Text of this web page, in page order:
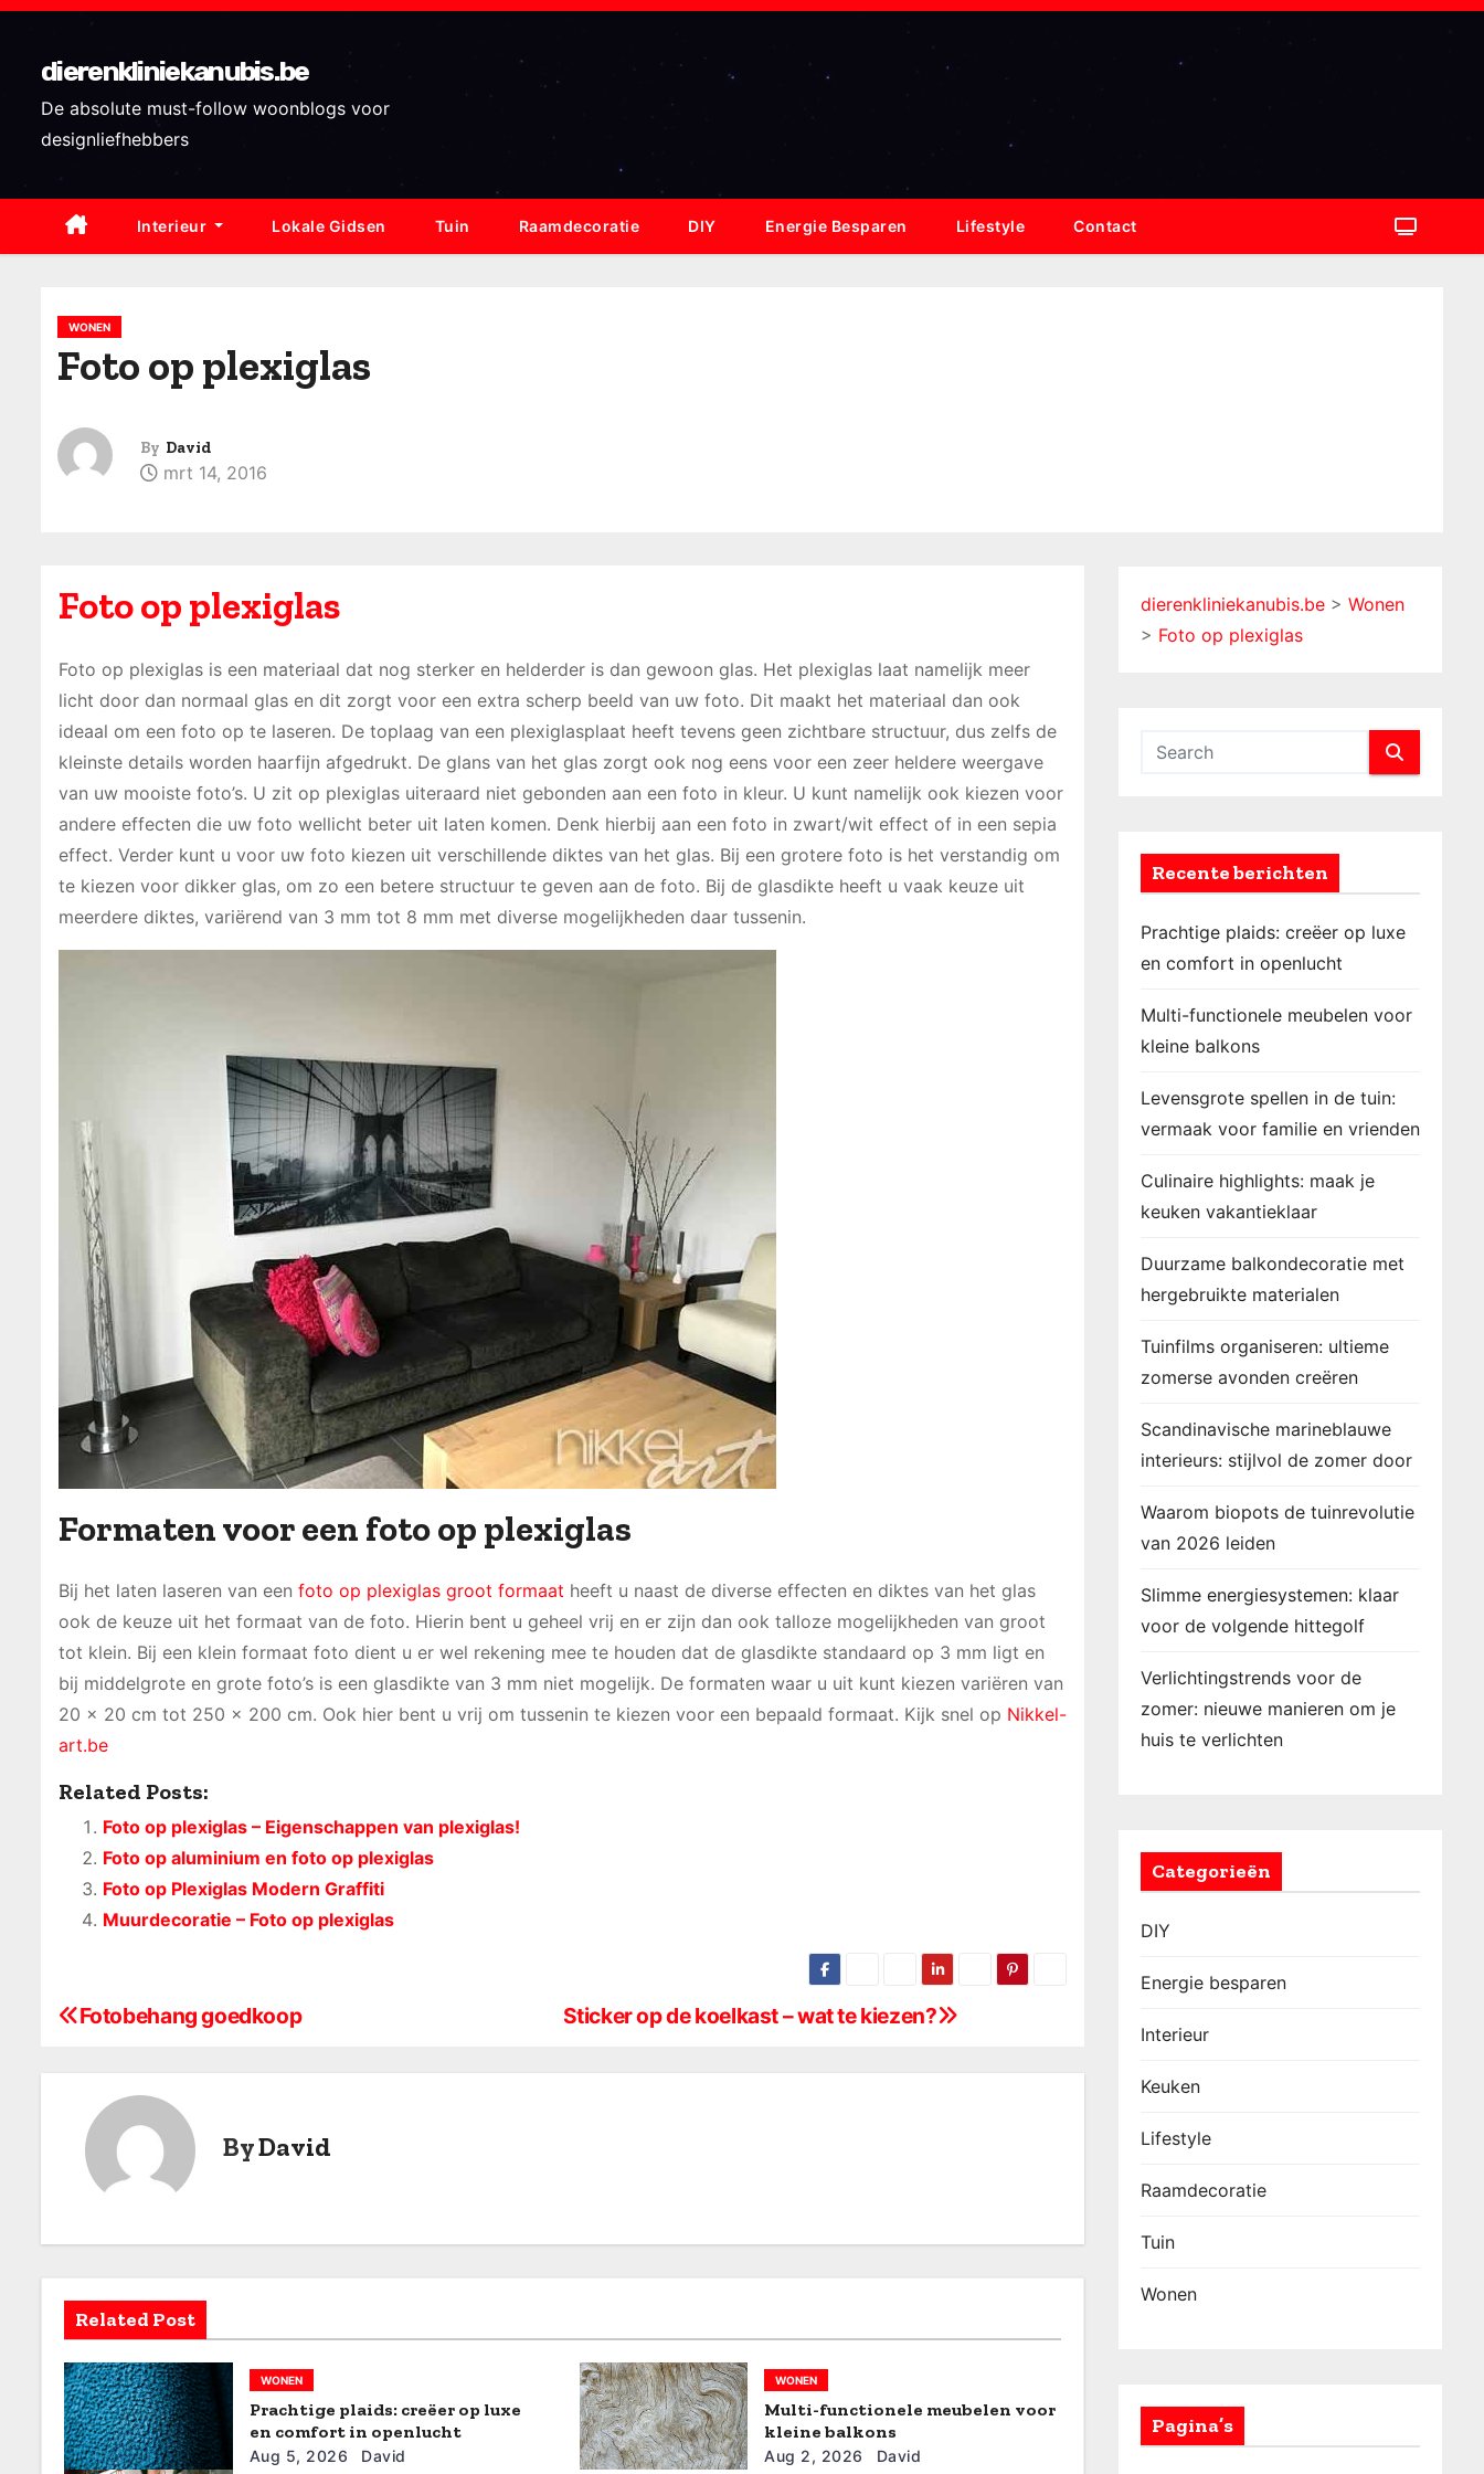
S
c
dierenkliniekanubis.be
De absolute must-follow woonblogs voor
designliefhebbers
Interieur Lokale Gidsen Tuin Raamdecoratie DIY Energie Besparen Lifestyle Contact
WONEN
Foto op plexiglas
By David
mrt 14, 2016
Foto op plexiglas
Foto op plexiglas is een materiaal dat nog sterker en helderder is dan gewoon glas. Het plexiglas laat namelijk meer
licht door dan normaal glas en dit zorgt voor een extra scherp beeld van uw foto. Dit maakt het materiaal dan ook
ideaal om een foto op te laseren. De toplaag van een plexiglasplaat heeft tevens geen zichtbare structuur, dus zelfs de
kleinste details worden haarfijn afgedrukt. De glans van het glas zorgt ook nog eens voor een zeer heldere weergave
van uw mooiste foto’s. U zit op plexiglas uiteraard niet gebonden aan een foto in kleur. U kunt namelijk ook kiezen voor
andere effecten die uw foto wellicht beter uit laten komen. Denk hierbij aan een foto in zwart/wit effect of in een sepia
effect. Verder kunt u voor uw foto kiezen uit verschillende diktes van het glas. Bij een grotere foto is het verstandig om
te kiezen voor dikker glas, om zo een betere structuur te geven aan de foto. Bij de glasdikte heeft u vaak keuze uit
meerdere diktes, variërend van 3 mm tot 8 mm met diverse mogelijkheden daar tussenin.
Formaten voor een foto op plexiglas
Bij het laten laseren van een foto op plexiglas groot formaat heeft u naast de diverse effecten en diktes van het glas
ook de keuze uit het formaat van de foto. Hierin bent u geheel vrij en er zijn dan ook talloze mogelijkheden van groot
tot klein. Bij een klein formaat foto dient u er wel rekening mee te houden dat de glasdikte standaard op 3 mm ligt en
bij middelgrote en grote foto’s is een glasdikte van 3 mm niet mogelijk. De formaten waar u uit kunt kiezen variëren van
20 x 20 cm tot 250 x 200 cm. Ook hier bent u vrij om tussenin te kiezen voor een bepaald formaat. Kijk snel op Nikkel-
art.be
Related Posts:
Foto op plexiglas – Eigenschappen van plexiglas!
Foto op aluminium en foto op plexiglas
Foto op Plexiglas Modern Graffiti
Muurdecoratie – Foto op plexiglas
B
h
t
n
a
v
Sticker op de koelkast – wat te kiezen?
Fotobehang goedkoop
ByDavid
Related Post
WONEN
Prachtige plaids: creëer op luxe
en comfort in openlucht
Aug 5, 2026 David
WONEN
Multi-functionele meubelen voor
kleine balkons
Aug 2, 2026 David
dierenkliniekanubis.be > Wonen
> Foto op plexiglas
Recente berichten
Prachtige plaids: creëer op luxe
en comfort in openlucht
Multi-functionele meubelen voor
kleine balkons
Levensgrote spellen in de tuin:
vermaak voor familie en vrienden
Culinaire highlights: maak je
keuken vakantieklaar
Duurzame balkondecoratie met
hergebruikte materialen
Tuinfilms organiseren: ultieme
zomerse avonden creëren
Scandinavische marineblauwe
interieurs: stijlvol de zomer door
Waarom biopots de tuinrevolutie
van 2026 leiden
Slimme energiesystemen: klaar
voor de volgende hittegolf
Verlichtingstrends voor de
zomer: nieuwe manieren om je
huis te verlichten
Categorieën
DIY
Energie besparen
Interieur
Keuken
Lifestyle
Raamdecoratie
Tuin
Wonen
Pagina’s